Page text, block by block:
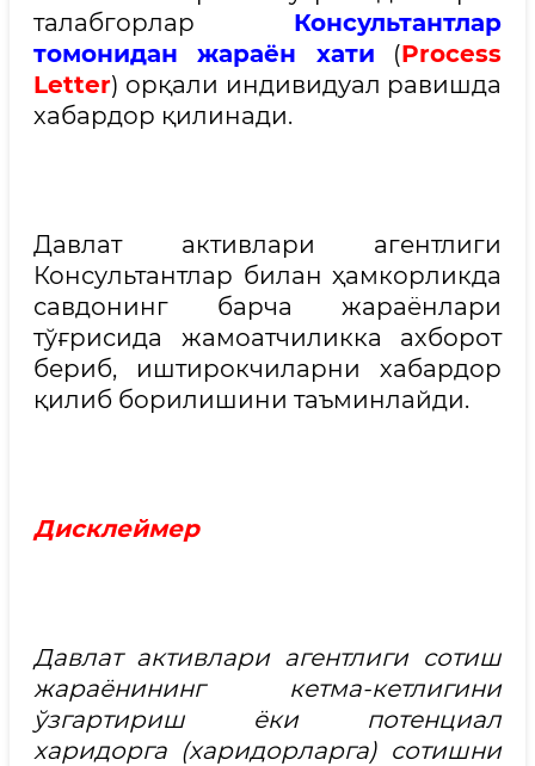
талабгорлар Консультантлар
томонидан жараён хати (Process
Letter) орқали индивидуал равишда
хабардор қилинади.
Давлат активлари агентлиги
Консультантлар билан ҳамкорликда
савдонинг барча жараёнлари
тўғрисида жамоатчиликка ахборот
бериб, иштирокчиларни хабардор
қилиб борилишини таъминлайди.
Дисклеймер
Давлат активлари агентлиги сотиш
жараёнининг кетма-кетлигини
ўзгартириш ёки потенциал
харидорга (харидорларга) сотишни